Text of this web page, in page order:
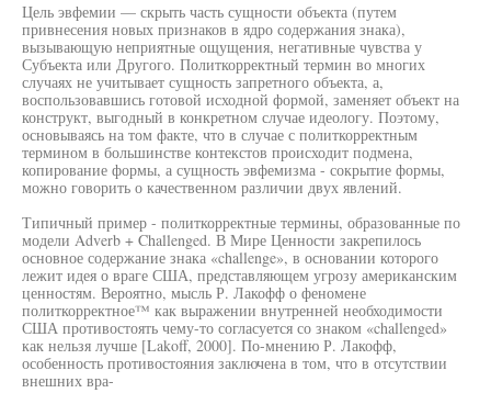
Цель эвфемии — скрыть часть сущности объекта (путем
привнесения новых признаков в ядро содержания знака),
вызывающую неприятные ощущения, негативные чувства у
Субъекта или Другого. Политкорректный термин во многих
случаях не учитывает сущность запретного объекта, а,
воспользовавшись готовой исходной формой, заменяет объект на
конструкт, выгодный в конкретном случае идеологу. Поэтому,
основываясь на том факте, что в случае с политкорректным
термином в большинстве контекстов происходит подмена,
копирование формы, а сущность эвфемизма - сокрытие формы,
можно говорить о качественном различии двух явлений.
Типичный пример - политкорректные термины, образованные по
модели Adverb + Challenged. В Мире Ценности закрепилось
основное содержание знака «challenge», в основании которого
лежит идея о враге США, представляющем угрозу американским
ценностям. Вероятно, мысль Р. Лакофф о феномене
политкорректное™ как выражении внутренней необходимости
США противостоять чему-то согласуется со знаком «challenged»
как нельзя лучше [Lakoff, 2000]. По-мнению Р. Лакофф,
особенность противостояния заключена в том, что в отсутствии
внешних вра-